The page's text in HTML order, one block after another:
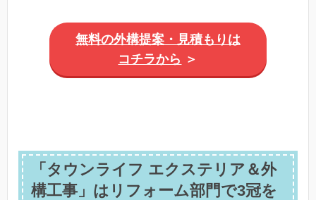
無料の外構提案・見積もりは
コチラから ＞
「タウンライフ エクステリア＆外
構工事」はリフォーム部門で3冠を